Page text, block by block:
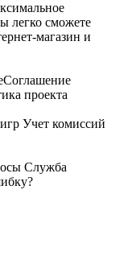
легко сможете
магазин и
Соглашение
проекта
Учет комиссий
Служба